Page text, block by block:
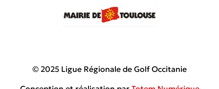
© 2025 Ligue Régionale de Golf Occitanie